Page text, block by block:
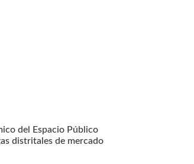
del Espacio Público
distritales de mercado